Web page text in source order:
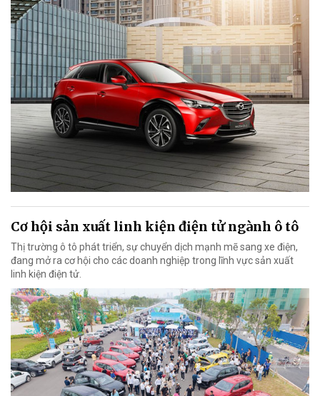
Cơ hội sản xuất linh kiện điện tử ngành ô tô
Thị trường ô tô phát triển, sự chuyển dịch mạnh mẽ sang xe điện,
đang mở ra cơ hội cho các doanh nghiệp trong lĩnh vực sản xuất
linh kiện điện tử.